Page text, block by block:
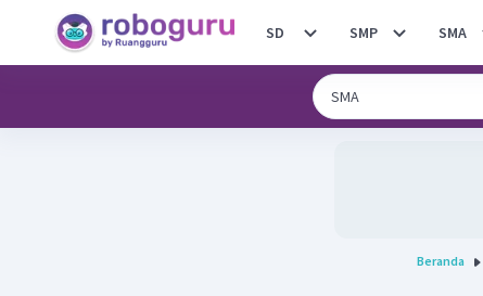
SD SMP SMA
Beranda